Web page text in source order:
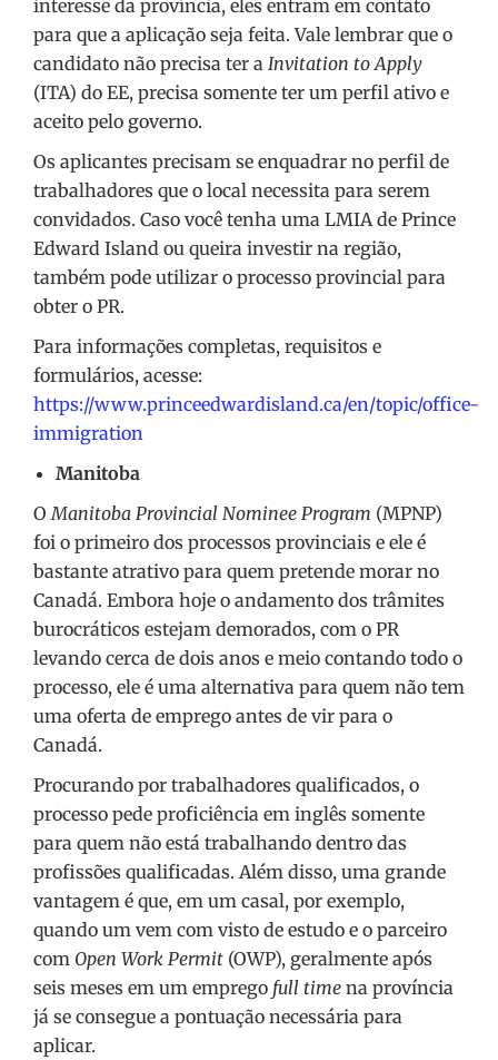
interesse da província, eles entram em contato
para que a aplicação seja feita. Vale lembrar que o
candidato não precisa ter a Invitation to Apply
(ITA) do EE, precisa somente ter um perfil ativo e
aceito pelo governo.
Os aplicantes precisam se enquadrar no perfil de
trabalhadores que o local necessita para serem
convidados. Caso você tenha uma LMIA de Prince
Edward Island ou queira investir na região,
também pode utilizar o processo provincial para
obter o PR.
Para informações completas, requisitos e
formulários, acesse:
https://www.princeedwardisland.ca/en/topic/office-
immigration
Manitoba
OManitoba Provincial Nominee Program (MPNP)
foi o primeiro dos processos provinciais e ele é
bastante atrativo para quem pretende morar no
Canadá. Embora hoje o andamento dos trâmites
burocráticos estejam demorados, com o PR
levando cerca de dois anos e meio contando todo o
processo, ele é uma alternativa para quem não tem
uma oferta de emprego antes de vir para o
Canadá.
Procurando por trabalhadores qualificados, o
processo pede proficiência em inglês somente
para quem não está trabalhando dentro das
profissões qualificadas. Além disso, uma grande
vantagem é que, em um casal, por exemplo,
quando um vem com visto de estudo e o parceiro
com Open Work Permit (OWP), geralmente após
seis meses em um emprego full time na província
já se consegue a pontuação necessária para
aplicar.